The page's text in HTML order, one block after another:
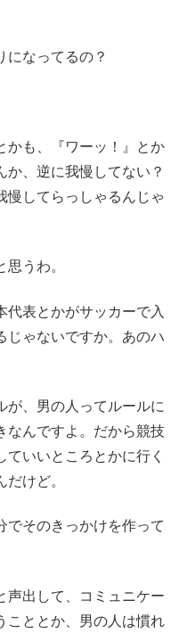
になってるの？
かも、『ワーッ！』とか
、逆に我慢してない？
慢してらっしゃるんじゃ
思うわ。
代表とかがサッカーで入
じゃないですか。あのハ
が、男の人ってルールに
なんですよ。だから競技
いいところとかに行く
けど。
でそのきっかけを作って
声出して、コミュニケー
こととか、男の人は慣れ